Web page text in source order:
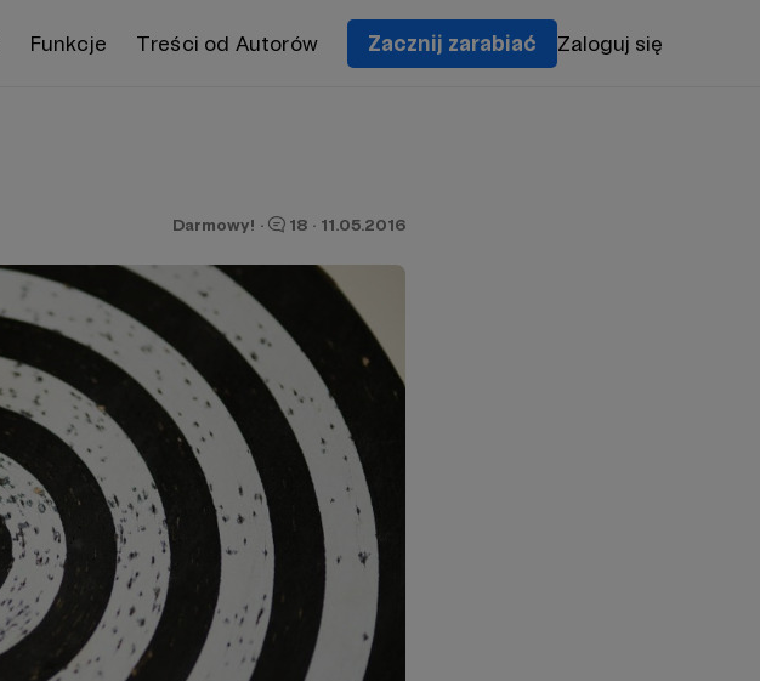
Funkcje Treści od Autorów Zacznij zarabiać Zaloguj się
Darmowy! · 18 · 11.05.2016